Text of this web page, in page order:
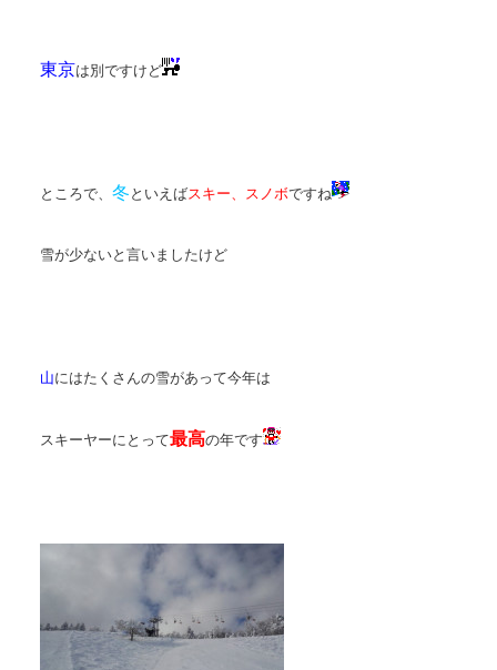
東京は別ですけど
ところで、 冬 といえばスキー、スノボですね
雪が少ないと言いましたけど
山にはたくさんの雪があって今年は
スキーヤーにとって最高の年です